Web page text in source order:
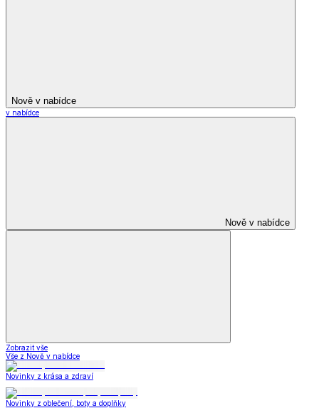
Nově v nabídce
v nabídce
Nově v nabídce
Zobrazit vše
Vše z Nově v nabídce
Novinky z krása a zdraví
Novinky z oblečení, boty a doplňky